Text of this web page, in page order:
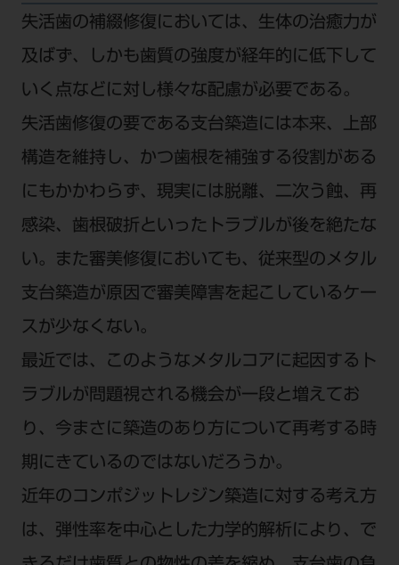
失活歯の補綴修復においては、生体の治癒力が
及ばず、しかも歯質の強度が経年的に低下して
いく点などに対し様々な配慮が必要である。
失活歯修復の要である支台築造には本来、上部
構造を維持し、かつ歯根を補強する役割がある
にもかかわらず、現実には脱離、二次う蝕、再
感染、歯根破折といったトラブルが後を絶たな
い。また審美修復においても、従来型のメタル
支台築造が原因で審美障害を起こしているケー
スが少なくない。
最近では、このようなメタルコアに起因するト
ラブルが問題視される機会が一段と増えてお
り、今まさに築造のあり方について再考する時
期にきているのではないだろうか。
近年のコンポジットレジン築造に対する考え方
は、弾性率を中心とした力学的解析により、で
ビデオライブラリー
DMR（ディーエムアール）
特集
メールマガジンスマイル＋
ビバリーくんの歯科イラスト素材集
モリタカレンダー
大阪
京都
広島
福岡
MDSC
MDSCについて
Digital Seminar
見学予約
メール
メールでのお問い合わせはこちら
電 話 /0800-222-8020（無料）
FAX /
0800-222-6480 （無料）
IP電話・ひかり電話は繋がらない場合がありま
す。
暇、年末年始を除く）
歯科医療従事者専用窓口となります。
ディーラー様におかれましては、モリタ各担当営